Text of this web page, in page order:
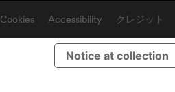
Cookies Accessibility クレジット
Notice at collection